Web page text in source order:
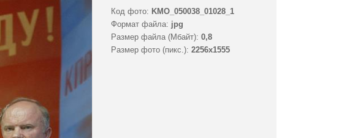
Код фото: KMO_050038_01028_1
Формат файла: jpg
Размер файла (Мбайт): 0,8
Размер фото (пикс.): 2256x1555